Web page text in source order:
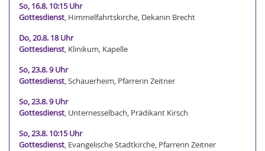
So, 16.8. 10:15 Uhr
Gottesdienst, Himmelfahrtskirche, Dekanin Brecht
Do, 20.8. 18 Uhr
Gottesdienst, Klinikum, Kapelle
So, 23.8. 9 Uhr
Gottesdienst, Schauerheim, Pfarrerin Zeitner
So, 23.8. 9 Uhr
Gottesdienst, Unternesselbach, Prädikant Kirsch
So, 23.8. 10:15 Uhr
Gottesdienst, Evangelische Stadtkirche, Pfarrerin Zeitner